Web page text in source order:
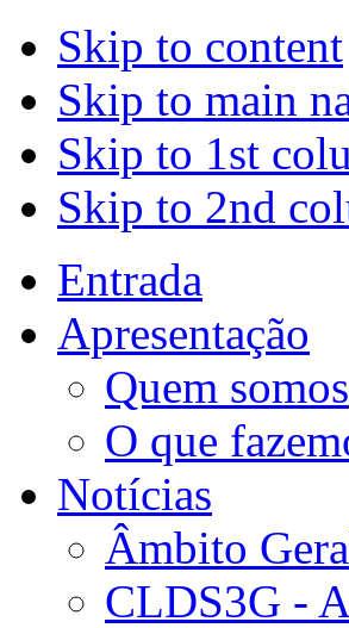
Skip to content
Skip to main
Skip to 1st
Skip to 2nd
Entrada
Apresentação
Quem somos
O que
Notícias
Âmbito
CLDS3G -